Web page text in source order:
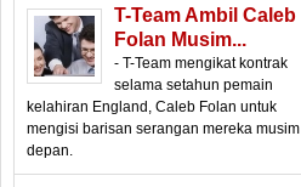
T-Team Ambil Caleb
Folan Musim...
- T-Team mengikat kontrak
selama setahun pemain
kelahiran England, Caleb Folan untuk
mengisi barisan serangan mereka musim
depan.